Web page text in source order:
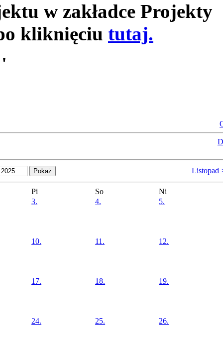
w zakładce Projekty
kliknięciu tutaj.
'
Listopad
Pi So
Ni
3.
4. 5.
10. 11. 12.
17. 18. 19.
24. 25. 26.